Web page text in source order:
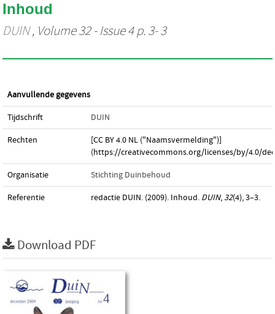
Inhoud
DUIN, Volume 32 - Issue 4 p. 3- 3
Aanvullende gegevens
Tijdschrift DUIN
Rechten
[CC BY 4.0 NL ("Naamsvermelding")]
(https://creativecommons.org/licenses/by/4.0/
Organisatie Stichting Duinbehoud
Referentie redactie DUIN. (2009). Inhoud. DUIN, 32(4), 3–3.
Download PDF